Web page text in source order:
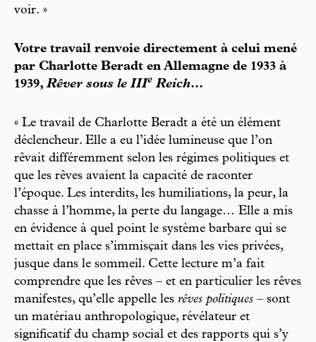
voir. »
Votre travail renvoie directement à celui mené
par Charlotte Beradt en Allemagne de 1933 à
1939, Rêver sous le IIIe Reich...
« Le travail de Charlotte Beradt a été un élément
déclencheur. Elle a eu l’idée lumineuse que l’on
rêvait différemment selon les régimes politiques et
que les rêves avaient la capacité de raconter
l’époque. Les interdits, les humiliations, la peur, la
chasse à l’homme, la perte du langage… Elle a mis
en évidence à quel point le système barbare qui se
mettait en place s’immisçait dans les vies privées,
jusque dans le sommeil. Cette lecture m’a fait
comprendre que les rêves – et en particulier les rêves
manifestes, qu’elle appelle les rêves politiques – sont
un matériau anthropologique, révélateur et
significatif du champ social et des rapports qui s’y